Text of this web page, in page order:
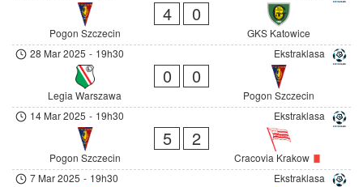
Pogon Szczecin
4 0
GKS Katowice
Ekstraklasa
28 Mar 2025 - 19h30
Legia Warszawa
0 0
Pogon Szczecin
Ekstraklasa
14 Mar 2025 - 19h30
Pogon Szczecin
5 2
Cracovia Krakow
Ekstraklasa
7 Mar 2025 - 19h30